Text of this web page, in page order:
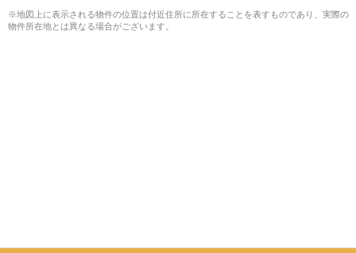
※地図上に表示される物件の位置は付近住所に所在することを表すものであり、実際の
物件所在地とは異なる場合がございます。